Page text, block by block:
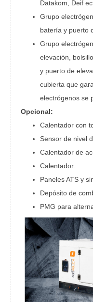
Datakom, Deif
Grupo
batería y puerto
Grupo
elevación,
y puerto de
cubierta que
electrógenos se
Opcional:
Calentador con
Sensor de nivel
Calentador de
Calentador.
Paneles ATS y
Depósito de
PMG para